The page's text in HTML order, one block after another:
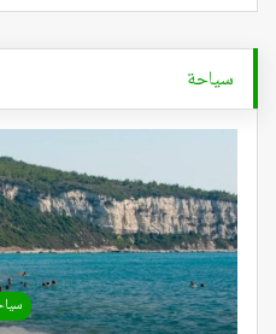
سياحة